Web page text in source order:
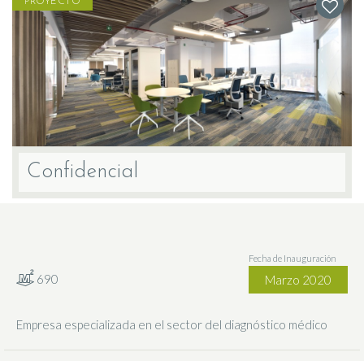
Confidencial
690
Fecha de Inauguración
Marzo 2020
Empresa especializada en el sector del diagnóstico médico